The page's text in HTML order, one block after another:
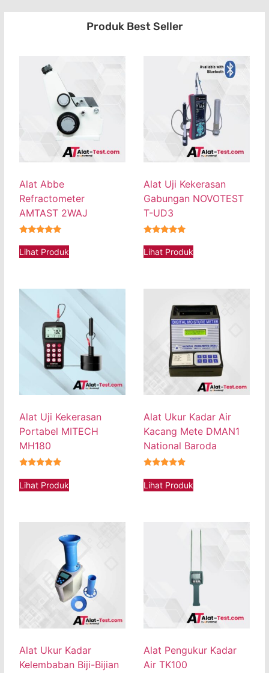
Produk Best Seller
Alat Abbe
Refractometer
AMTAST 2WAJ
Lihat Produk
Alat Uji Kekerasan
Gabungan NOVOTEST
T-UD3
Lihat Produk
Alat Uji Kekerasan
Portabel MITECH
MH180
Lihat Produk
Alat Ukur Kadar Air
Kacang Mete DMAN1
National Baroda
Lihat Produk
Alat Ukur Kadar
Kelembaban Biji-Bijian
Alat Pengukur Kadar
Air TK100